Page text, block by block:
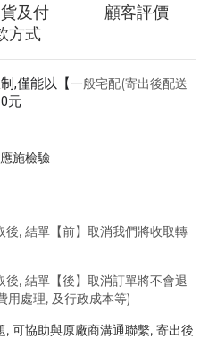
及付
方式
顧客評價
,僅能以 【一般宅配(寄出後配送
元
施檢驗
後, 結單【前】取消我們將收取轉
後, 結單【後】取消訂單將不會退
用處理, 及行政成本等)
可協助與原廠商溝通聯繫, 寄出後